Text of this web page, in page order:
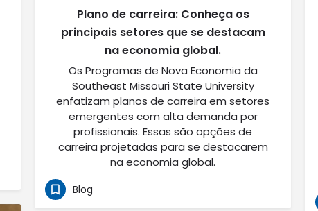
Plano de carreira: Conheça os
principais setores que se destacam
na economia global.
Os Programas de Nova Economia da
Southeast Missouri State University
enfatizam planos de carreira em setores
emergentes com alta demanda por
profissionais. Essas são opções de
carreira projetadas para se destacarem
na economia global.
Blog